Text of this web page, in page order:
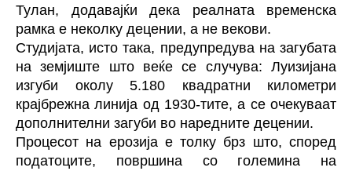
Тулан, додавајќи дека реалната временска
рамка е неколку децении, а не векови.
Студијата, исто така, предупредува на загубата
на земјиште што веќе се случува: Луизијана
изгуби околу 5.180 квадратни километри
крајбрежна линија од 1930-тите, а се очекуваат
дополнителни загуби во наредните децении.
Процесот на ерозија е толку брз што, според
податоците, површина со големина на